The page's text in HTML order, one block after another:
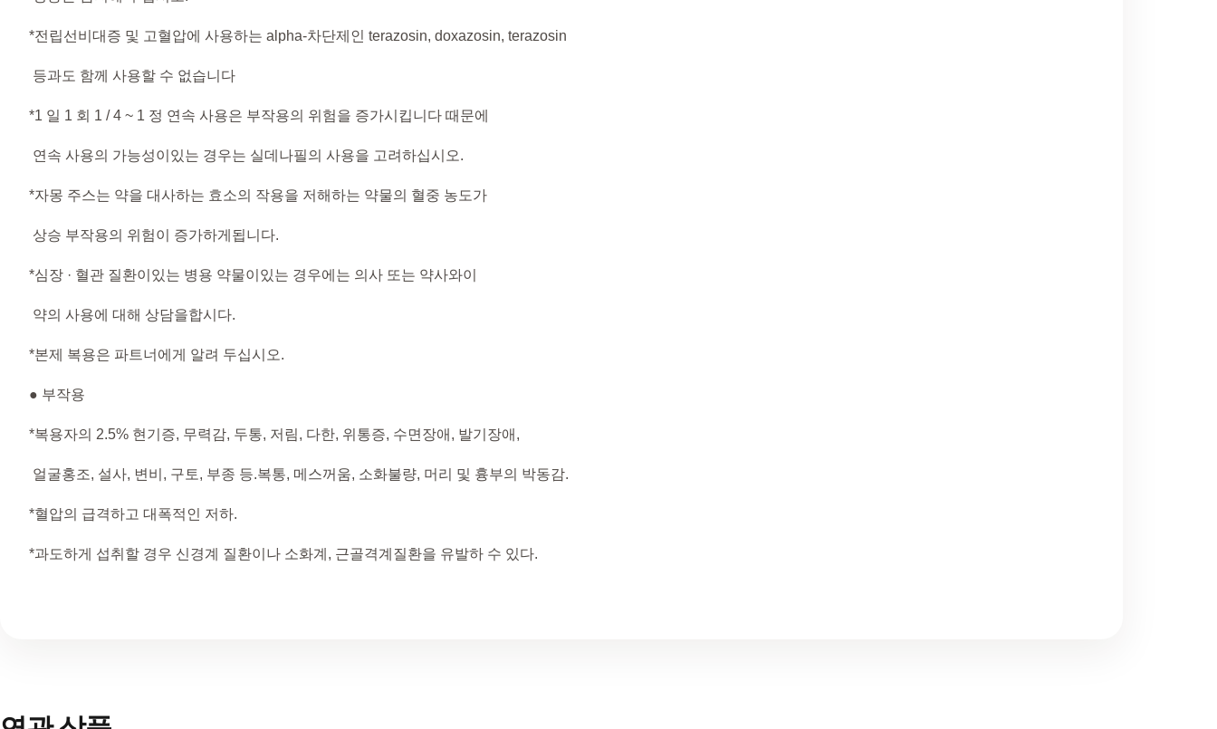
*전립선비대증 및 고혈압에 사용하는 alpha-차단제인 terazosin, doxazosin, terazosin
등과도 함께 사용할 수 없습니다
*1 일 1 회 1 / 4 ~ 1 정 연속 사용은 부작용의 위험을 증가시킵니다 때문에
연속 사용의 가능성이있는 경우는 실데나필의 사용을 고려하십시오.
*자몽 주스는 약을 대사하는 효소의 작용을 저해하는 약물의 혈중 농도가
상승 부작용의 위험이 증가하게됩니다.
*심장 · 혈관 질환이있는 병용 약물이있는 경우에는 의사 또는 약사와이
약의 사용에 대해 상담을합시다.
*본제 복용은 파트너에게 알려 두십시오.
● 부작용​
*복용자의 2.5% 현기증, 무력감, 두통, 저림, 다한, 위통증, 수면장애, 발기장애,
얼굴홍조, 설사, 변비, 구토, 부종 등.복통, 메스꺼움, 소화불량, 머리 및 흉부의 박동감.
*혈압의 급격하고 대폭적인 저하.
*과도하게 섭취할 경우 신경계 질환이나 소화계, 근골격계질환을 유발하 수 있다.